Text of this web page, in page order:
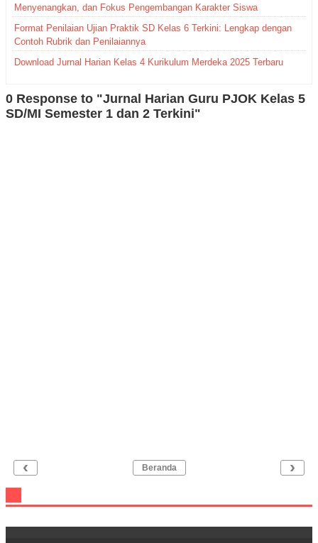
Menyenangkan, dan Fokus Pengembangan Karakter Siswa
Format Penilaian Ujian Praktik SD Kelas 6 Terkini: Lengkap dengan
Contoh Rubrik dan Penilaiannya
Download Jurnal Harian Kelas 4 Kurikulum Merdeka 2025 Terbaru
0 Response to "Jurnal Harian Guru PJOK Kelas 5
SD/MI Semester 1 dan 2 Terkini"
‹ ›
Beranda